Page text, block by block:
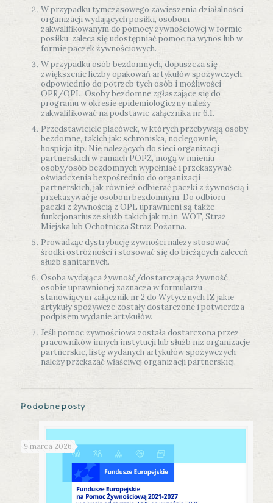
W przypadku tymczasowego zawieszenia działalności
organizacji wydających posiłki, osobom
zakwalifikowanym do pomocy żywnościowej w formie
posiłku, zaleca się udostępniać pomoc na wynos lub w
formie paczek żywnościowych.
W przypadku osób bezdomnych, dopuszcza się
zwiększenie liczby opakowań artykułów spożywczych,
odpowiednio do potrzeb tych osób i możliwości
OPR/OPL. Osoby bezdomne zgłaszające się do
programu w okresie epidemiologiczny należy
zakwalifikować na podstawie załącznika nr 6.1.
Przedstawiciele placówek, w których przebywają osoby
bezdomne, takich jak: schroniska, noclegownie,
hospicja itp. Nie należących do sieci organizacji
partnerskich w ramach POPŻ, mogą w imieniu
osoby/osób bezdomnych wypełniać i przekazywać
oświadczenia bezpośrednio do organizacji
partnerskich, jak również odbierać paczki z żywnością i
przekazywać je osobom bezdomnym. Do odbioru
paczki z żywnością z OPL uprawnieni są także
funkcjonariusze służb takich jak m.in. WOT, Straż
Miejska lub Ochotnicza Straż Pożarna.
Prowadząc dystrybucję żywności należy stosować
środki ostrożności i stosować się do bieżących zaleceń
służb sanitarnych.
Osoba wydająca żywność/dostarczająca żywność
osobie uprawnionej zaznacza w formularzu
stanowiącym załącznik nr 2 do Wytycznych IZ jakie
artykuły spożywcze zostały dostarczone i potwierdza
podpisem wydanie artykułów.
Jeśli pomoc żywnościowa została dostarczona przez
pracowników innych instytucji lub służb niż organizacje
partnerskie, listę wydanych artykułów spożywczych
należy przekazać właściwej organizacji partnerskiej.
Podobne posty
9 marca 2026